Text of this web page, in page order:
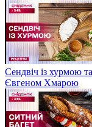
Сендвіч із хурмою
Євгеном Хмарою